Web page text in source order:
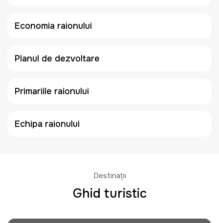
Economia raionului
Planul de dezvoltare
Primariile raionului
Echipa raionului
Destinații
Ghid turistic